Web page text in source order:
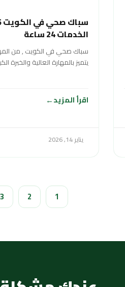
الخدمات 24 ساعة
سباك صحي في الكويت , من
يتميز بالمهارة العالية والخبرة
اقرأ المزيد
يناير 14, 2026
1
2
3